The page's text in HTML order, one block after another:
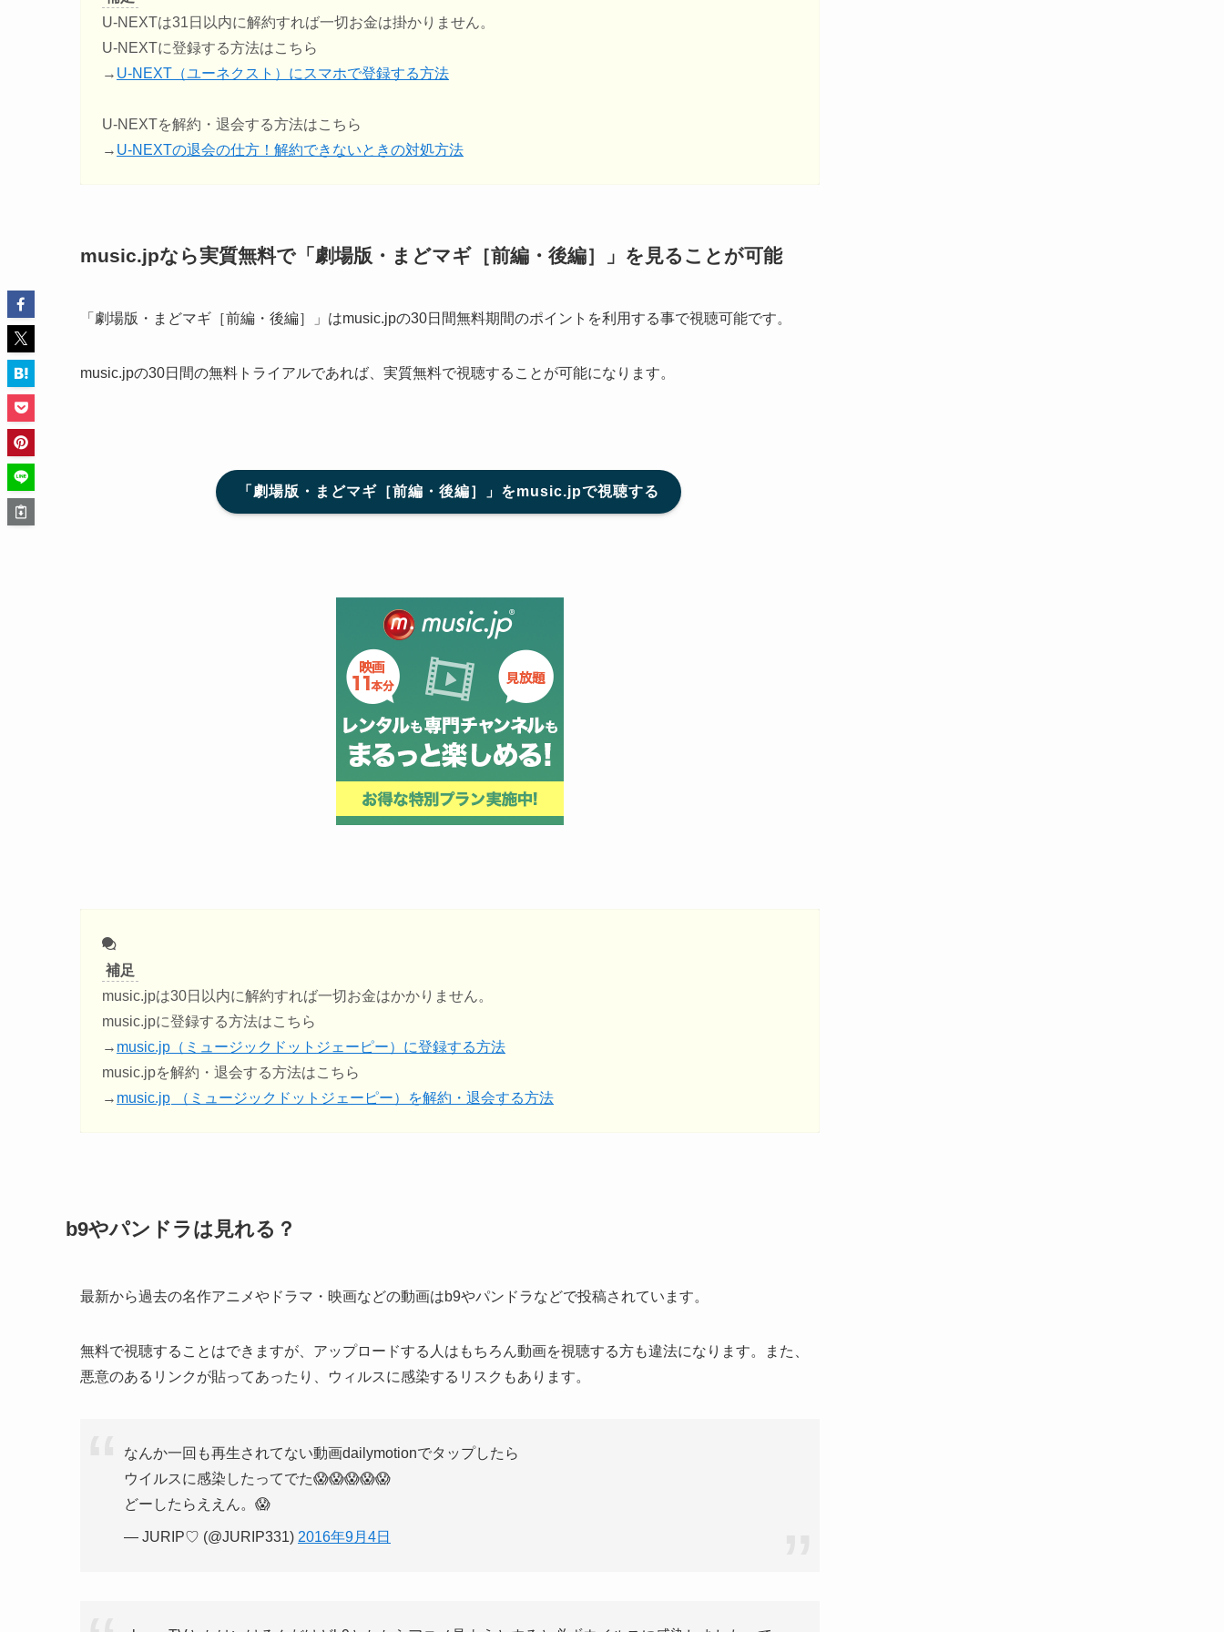
U-NEXTは31日以内に解約すれば一切お金は掛かりません。
U-NEXTに登録する方法はこちら
→ U-NEXT（ユーネクスト）にスマホで登録する方法
U-NEXTを解約・退会する方法はこちら
→ U-NEXTの退会の仕方！解約できないときの対処方法
music.jpなら実質無料で「劇場版・まどマギ［前編・後編］」を見ることが可能
「劇場版・まどマギ［前編・後編］」はmusic.jpの30日間無料期間のポイントを利用する事で視聴可能です。
music.jpの30日間の無料トライアルであれば、実質無料で視聴することが可能になります。
「劇場版・まどマギ［前編・後編］」をmusic.jpで視聴する
補足
music.jpは30日以内に解約すれば一切お金はかかりません。
music.jpに登録する方法はこちら
→ music.jp（ミュージックドットジェーピー）に登録する方法
music.jpを解約・退会する方法はこちら
→ music.jp （ミュージックドットジェーピー）を解約・退会する方法
b9やパンドラは見れる？
最新から過去の名作アニメやドラマ・映画などの動画はb9やパンドラなどで投稿されています。
無料で視聴することはできますが、アップロードする人はもちろん動画を視聴する方も違法になります。また、
悪意のあるリンクが貼ってあったり、ウィルスに感染するリスクもあります。
なんか一回も再生されてない動画dailymotionでタップしたら
ウイルスに感染したってでた😱😱😱😱😱
どーしたらええん。😱
— JURIP♡ (@JURIP331) 2016年9月4日